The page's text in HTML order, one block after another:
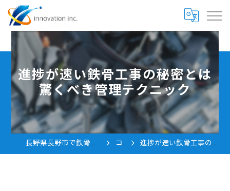
進捗が速い鉄骨工事の秘密とは
驚くべき管理テクニック
長野県長野市で鉄骨工事の求人なら株式会社innovation コラム 進捗が速い鉄骨工事の秘密とは 驚くべき管理テクニック